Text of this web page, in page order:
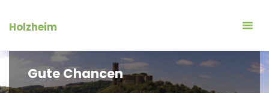
InhaltHolzheim
Gute Chancen